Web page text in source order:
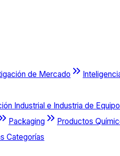
de Mercado
Industrial e Industria de
Packaging Productos
Categorías